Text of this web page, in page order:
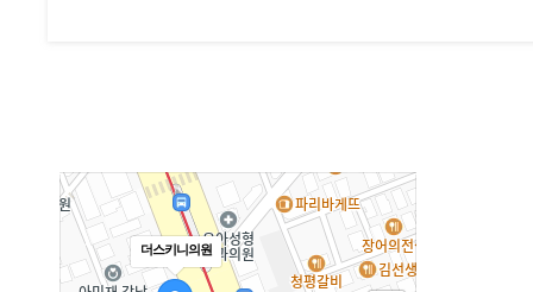
더스키니의원